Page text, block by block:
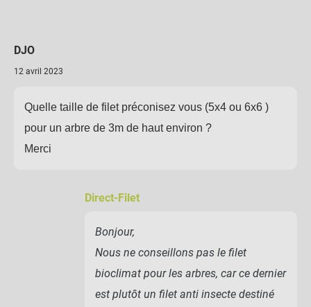
DJO
12 avril 2023
Quelle taille de filet préconisez vous (5x4 ou 6x6 )
pour un arbre de 3m de haut environ ?
Merci
Direct-Filet
Bonjour,
Nous ne conseillons pas le filet
bioclimat pour les arbres, car ce dernier
est plutôt un filet anti insecte destiné